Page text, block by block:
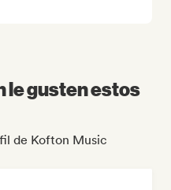
le gusten estos
de Kofton Music